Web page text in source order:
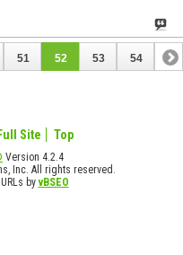
51 52 53 54
Full Site Top
Version 4.2.4
Inc. All rights reserved.
byvBSEO